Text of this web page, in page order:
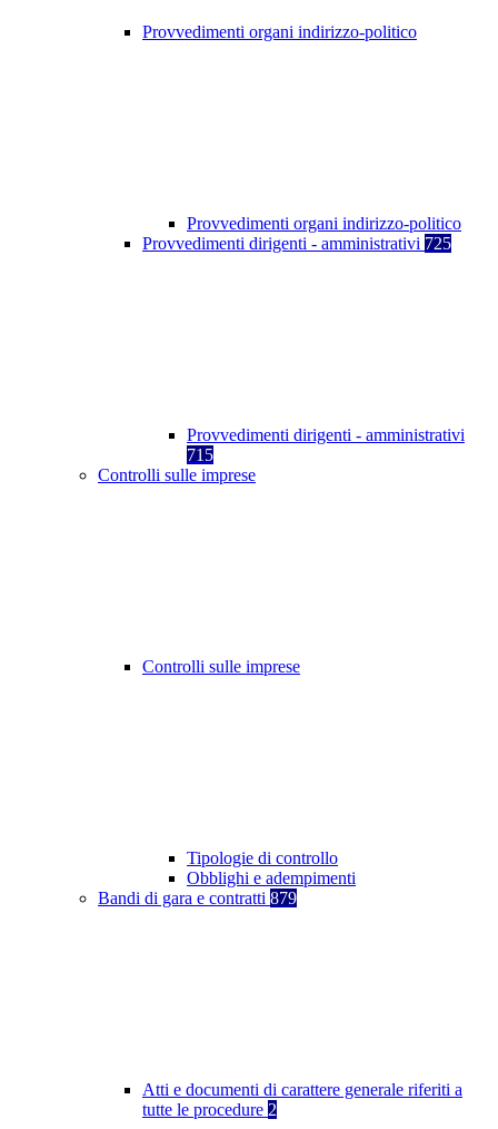
Provvedimenti organi indirizzo-politico
Provvedimenti organi indirizzo-politico
Provvedimenti dirigenti - amministrativi 725
Provvedimenti dirigenti - amministrativi
715
Controlli sulle imprese
Controlli sulle imprese
Tipologie di controllo
Obblighi e adempimenti
Bandi di gara e contratti 879
Atti e documenti di carattere generale riferiti a
tutte le procedure 2